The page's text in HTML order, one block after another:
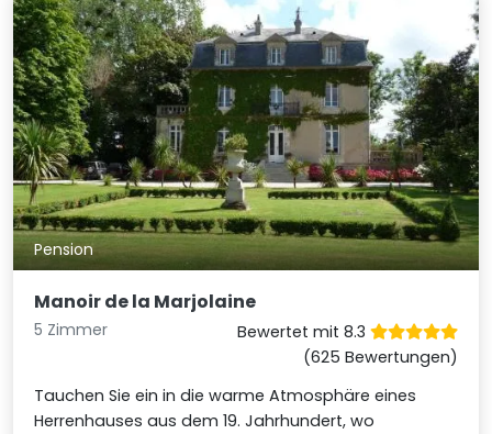
Pension
Manoir de la Marjolaine
5 Zimmer
Bewertet mit 8.3
(625 Bewertungen)
Tauchen Sie ein in die warme Atmosphäre eines
Herrenhauses aus dem 19. Jahrhundert, wo